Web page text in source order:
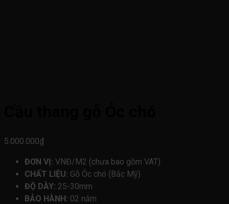
5.000.000₫
ĐƠN VỊ: VNĐ/M2 (chưa bao gồm VAT)
CHẤT LIỆU: Gỗ Óc chó (Bắc Mỹ)
ĐỘ DÀY: 25-30mm
BẢO HÀNH: 02 năm